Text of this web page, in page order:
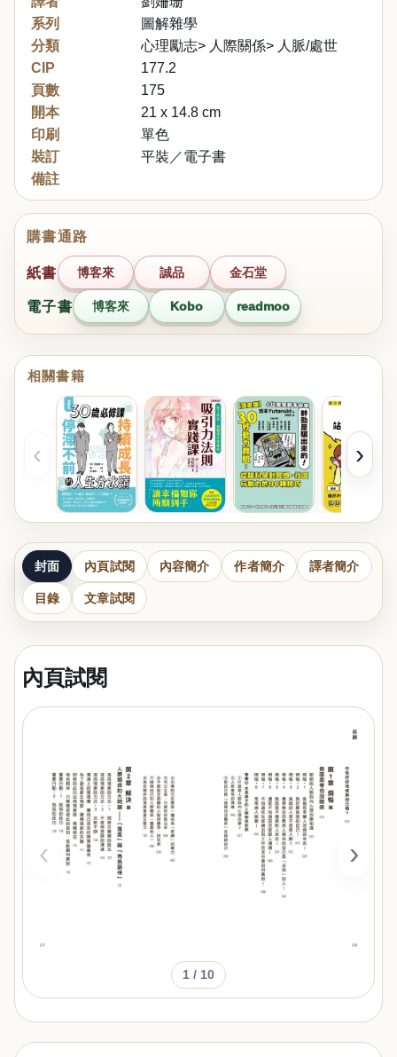
系列
圖解雜學
分類
心理勵志> 人際關係> 人脈/處世
CIP
177.2
頁數
175
開本
21 x 14.8 cm
印刷
單色
裝訂
平裝／電子書
備註
購書通路
紙書 博客來 誠品 金石堂
電子書 博客來 Kobo readmoo
相關書籍
‹ ›
封面 內頁試閱 內容簡介 作者簡介 譯者簡介
目錄 文章試閱
內頁試閱
‹ ›
1 / 10